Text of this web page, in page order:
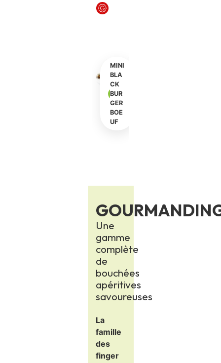
S
t
o
d
MINI
BLA
CK
BUR
GER
BOE
UF
Une
gamme
complète
de
bouchées
apéritives
savoureuses
La
famille
des
finger